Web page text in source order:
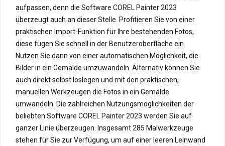
aufpassen, denn die Software COREL Painter 2023
überzeugt auch an dieser Stelle. Profitieren Sie von einer
praktischen Import-Funktion für Ihre bestehenden Fotos,
diese fügen Sie schnell in der Benutzeroberfläche ein.
Nutzen Sie dann von einer automatischen Möglichkeit, die
Bilder in ein Gemälde umzuwandeln. Alternativ können Sie
auch direkt selbst loslegen und mit den praktischen,
manuellen Werkzeugen die Fotos in ein Gemälde
umwandeln. Die zahlreichen Nutzungsmöglichkeiten der
beliebten Software COREL Painter 2023 werden Sie auf
ganzer Linie überzeugen. Insgesamt 285 Malwerkzeuge
stehen für Sie zur Verfügung, um auf einer leeren Leinwand